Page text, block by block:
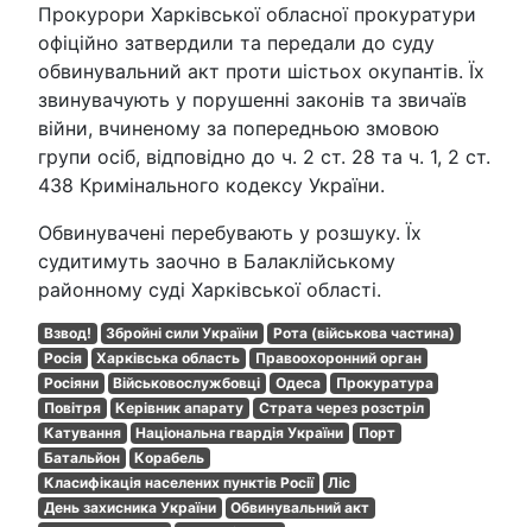
Прокурори Харківської обласної прокуратури
офіційно затвердили та передали до суду
обвинувальний акт проти шістьох окупантів. Їх
звинувачують у порушенні законів та звичаїв
війни, вчиненому за попередньою змовою
групи осіб, відповідно до ч. 2 ст. 28 та ч. 1, 2 ст.
438 Кримінального кодексу України.
Обвинувачені перебувають у розшуку. Їх
судитимуть заочно в Балаклійському
районному суді Харківської області.
Взвод! Збройні сили України
Рота (військова частина)
Росія
Харківська область
Правоохоронний орган
Росіяни
Військовослужбовці Одеса
Прокуратура
Повітря
Керівник апарату
Страта через розстріл
Катування
Національна гвардія України
Порт
Батальйон
Корабель
Класифікація населених пунктів Росії
Ліс
День захисника України
Обвинувальний акт